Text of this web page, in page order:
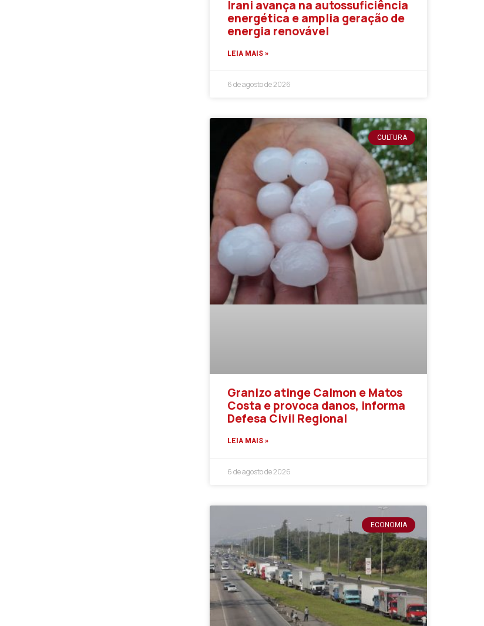
Irani avança na autossuficiência
energética e amplia geração de
energia renovável
LEIA MAIS »
6 de agosto de 2026
CULTURA
Granizo atinge Calmon e Matos
Costa e provoca danos, informa
Defesa Civil Regional
LEIA MAIS »
6 de agosto de 2026
ECONOMIA